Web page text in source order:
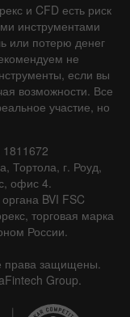
и CFD есть риск
инструментами
или потерю денег
не
если вы
возможности. Все
участие, но
Тортола, г. Роуд,
офис 4.
BVI FSC
торговая марка
России.
права защищены.
Group.